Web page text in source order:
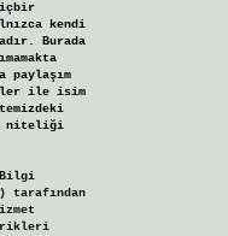
kendi
Burada
paylaşım
ile isim
niteliği
Bilgi
tarafından